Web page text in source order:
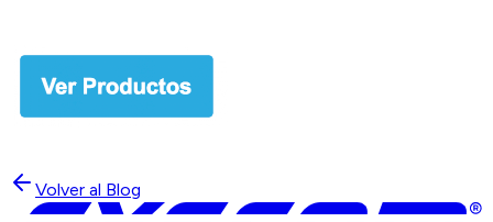
Volver al Blog